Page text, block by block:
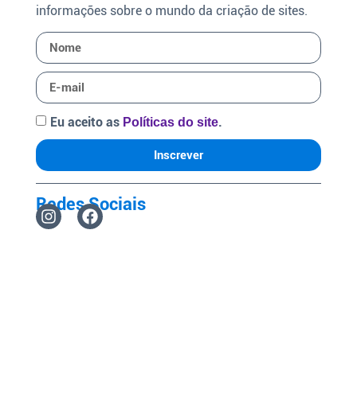
informações sobre o mundo da criação de sites.
Eu aceito as Políticas do site.
Inscrever
Redes Sociais